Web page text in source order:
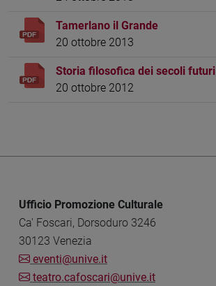
Tamerlano il Grande
20 ottobre 2013
Storia filosofica dei secoli futuri
20 ottobre 2012
Ufficio Promozione Culturale
Ca' Foscari, Dorsoduro 3246
30123 Venezia
eventi@unive.it
teatro.cafoscari@unive.it